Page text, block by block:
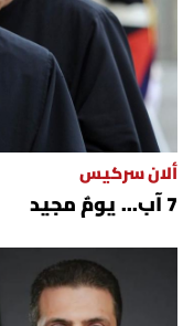
ألان سركيس
7 آب... يومٌ مجيد